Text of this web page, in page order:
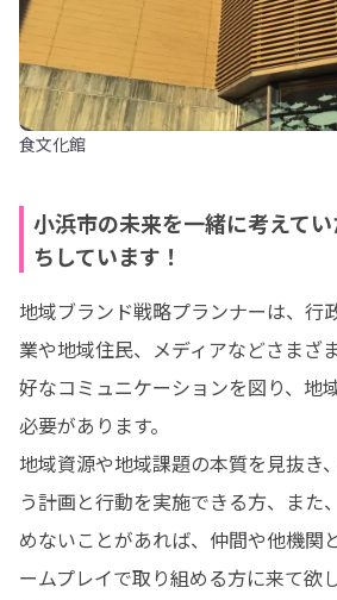
食文化館
小浜市の未来を一緒に考えて
ちしています！
地域ブランド戦略プランナーは、行
業や地域住民、メディアなどさまざ
好なコミュニケーションを図り、地
必要があります。
地域資源や地域課題の本質を見抜き
う計画と行動を実施できる方、また
めないことがあれば、仲間や他機関
ームプレイで取り組める方に来て欲